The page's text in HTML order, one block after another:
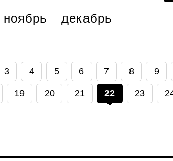
ноябрь декабрь
3 4 5 6 7 8 9
19 20 21 22 23